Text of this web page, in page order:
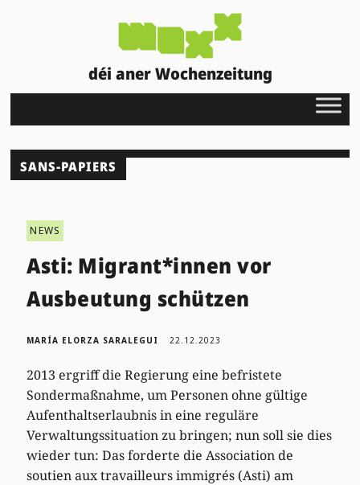
déi aner Wochenzeitung
SANS-PAPIERS
NEWS
Asti: Migrant*innen vor
Ausbeutung schützen
MARÍA ELORZA SARALEGUI 22.12.2023
2013 ergriff die Regierung eine befristete
Sondermaßnahme, um Personen ohne gültige
Aufenthaltserlaubnis in eine reguläre
Verwaltungssituation zu bringen; nun soll sie dies
wieder tun: Das forderte die Association de
soutien aux travailleurs immigrés (Asti) am